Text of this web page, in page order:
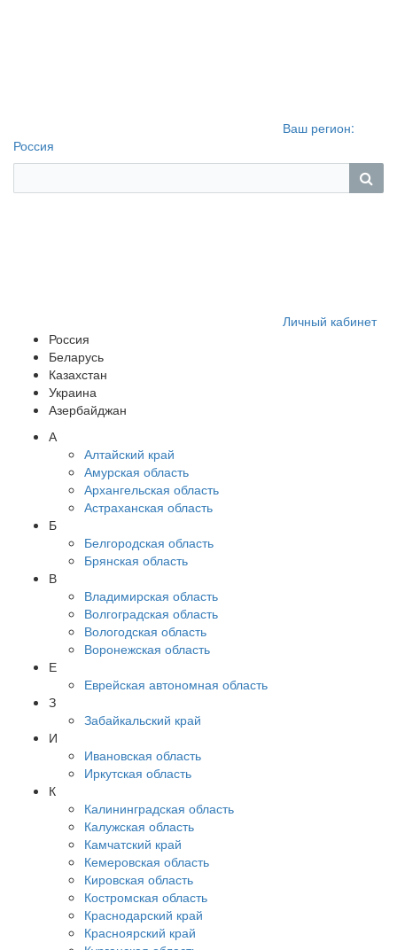
Ваш регион:
Россия
Личный кабинет
Россия
Беларусь
Казахстан
Украина
Азербайджан
А
Алтайский край
Амурская область
Архангельская область
Астраханская область
Б
Белгородская область
Брянская область
В
Владимирская область
Волгоградская область
Вологодская область
Воронежская область
Е
Еврейская автономная область
З
Забайкальский край
И
Ивановская область
Иркутская область
К
Калининградская область
Калужская область
Камчатский край
Кемеровская область
Кировская область
Костромская область
Краснодарский край
Красноярский край